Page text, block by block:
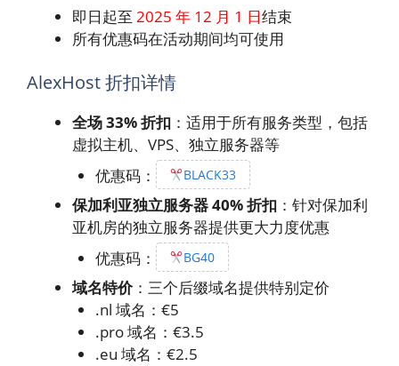
即日起至 2025 年 12 月 1 日结束
所有优惠码在活动期间均可使用
AlexHost 折扣详情
全场 33% 折扣 ：适用于所有服务类型，包括
虚拟主机、VPS、独立服务器等
优惠码：
BLACK33
保加利亚独立服务器 40% 折扣 ：针对保加利
亚机房的独立服务器提供更大力度优惠
优惠码：
BG40
域名特价：三个后缀域名提供特别定价
.nl 域名：€5
.pro 域名：€3.5
.eu 域名：€2.5